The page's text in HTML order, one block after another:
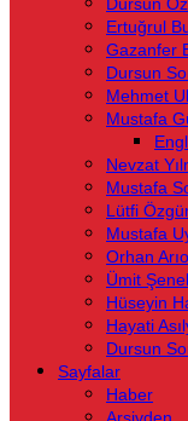
Ertuğrul
Gazanfer
Dursun
Mehmet
Mustafa
Nevzat
Mustafa
Lütfi
Mustafa
Orhan
Ümit Şenel
Hüseyin
Hayati
Dursun
Sayfalar
Haber